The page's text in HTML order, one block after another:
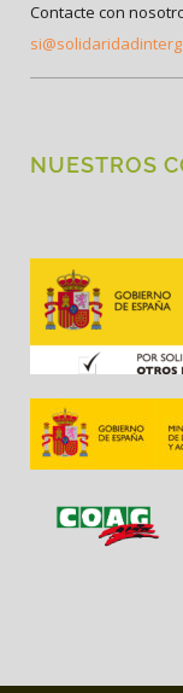
Contacte con
NUESTROS